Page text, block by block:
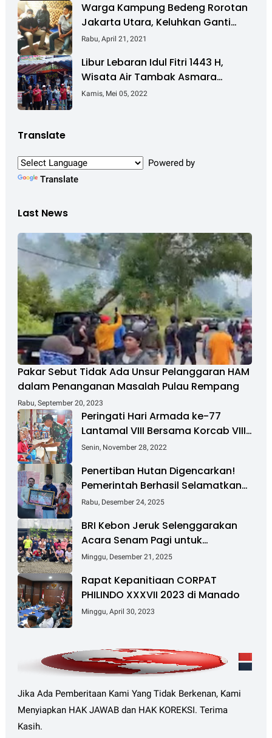
Warga Kampung Bedeng Rorotan
Jakarta Utara, Keluhkan Ganti
Rugi Pembebasan Lahan Tol
Rabu, April 21, 2021
Libur Lebaran Idul Fitri 1443 H,
Wisata Air Tambak Asmara
Kotabaru Dipadati Ribuan
Kamis, Mei 05, 2022
Translate
Powered by
Translate
Last News
Pakar Sebut Tidak Ada Unsur Pelanggaran HAM
dalam Penanganan Masalah Pulau Rempang
Rabu, September 20, 2023
Peringati Hari Armada ke-77
Lantamal VIII Bersama Korcab VIII
DJA II Laksanakan Bakti Sosial
Senin, November 28, 2022
Penertiban Hutan Digencarkan!
Pemerintah Berhasil Selamatkan
Rp 6 T dan Kuasai Kembali 4 Juta
Rabu, Desember 24, 2025
BRI Kebon Jeruk Selenggarakan
Acara Senam Pagi untuk
Tingkatkan Kesehatan dan
Minggu, Desember 21, 2025
Rapat Kepanitiaan CORPAT
PHILINDO XXXVII 2023 di Manado
Minggu, April 30, 2023
Jika Ada Pemberitaan Kami Yang Tidak Berkenan, Kami
Menyiapkan HAK JAWAB dan HAK KOREKSI. Terima
Kasih.